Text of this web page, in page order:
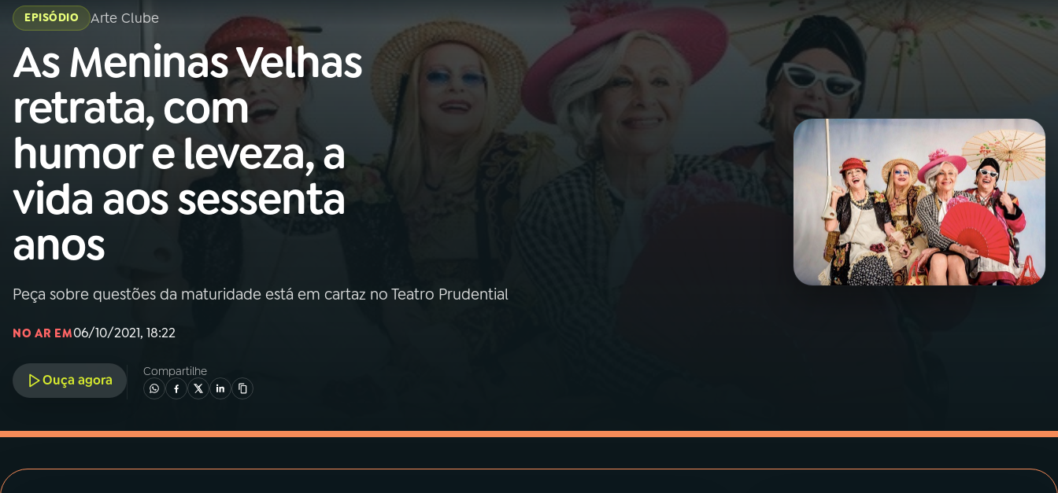
Buscar
na
Rádio
MEC
Buscar
AO VIVO
01 INÍCIO
02A RÁDIO
03 PROGRAMAÇÃO
04PROGRAMAS
Rádio
EPISÓDIO Arte Clube
As Meninas Velhas
retrata, com
humor e leveza, a
vida aos sessenta
anos
Peça sobre questões da maturidade está em cartaz no Teatro Prudential
NO AR EM06/10/2021, 18:22
Ouça agora
Compartilhe